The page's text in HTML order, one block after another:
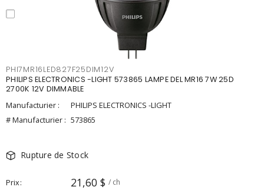
PHI7MR16LED827F25DIM12V
PHILIPS ELECTRONICS -LIGHT 573865 LAMPE DEL MR16 7W 25D
2700K 12V DIMMABLE
Manufacturier :
PHILIPS ELECTRONICS -LIGHT
# Manufacturier : 573865
Rupture de Stock
Prix 21,60 $ / ch